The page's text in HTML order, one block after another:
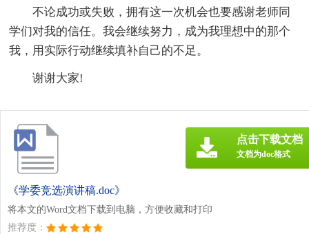
不论成功或失败，拥有这一次机会也要感谢老师同
学们对我的信任。我会继续努力，成为我理想中的那个
我，用实际行动继续填补自己的不足。
谢谢大家!
《学委竞选演讲稿.doc》
将本文的Word文档下载到电脑，方便收藏和打印
推荐度：
点击下载文档
文档为doc格式